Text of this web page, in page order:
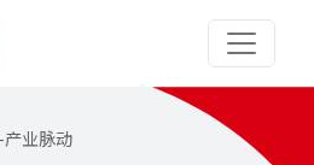
-产业脉动